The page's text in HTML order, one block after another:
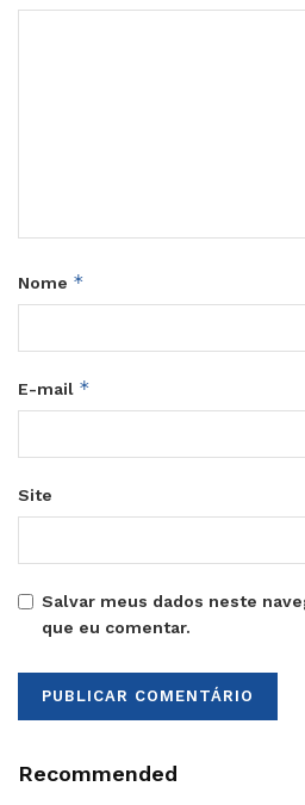
Nome *
E-mail *
Site
Salvar meus dados neste
que eu comentar.
Recommended